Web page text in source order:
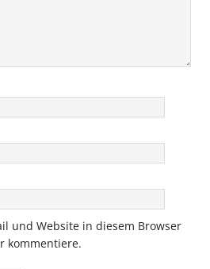
und Website in diesem Browser
kommentiere.